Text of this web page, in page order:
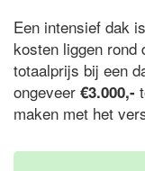
Een intensief dak
kosten liggen rond
totaalprijs bij een
ongeveer €3.000,-
maken met het